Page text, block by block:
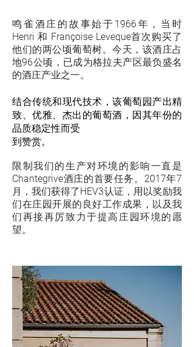
鸣雀酒庄的故事始于1966年，当时
Henri 和 Françoise Leveque首次购买了
他们的两公顷葡萄树。今天，该酒庄占
地96公顷，已成为格拉夫产区最负盛名
的酒庄产业之一。
结合传统和现代技术，该葡萄园产出精
致、优雅、杰出的葡萄酒，因其年份的
品质稳定性而受
到赞赏。
限制我们的生产对环境的影响一直是
Chantegrive酒庄的首要任务。2017年7
月，我们获得了HEV3认证，用以奖励我
们在庄园开展的良好工作成果，以及我
们再接再厉致力于提高庄园环境的愿
望。